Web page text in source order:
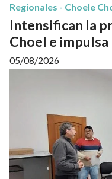
Intensifican la
Choel e
Regionales - Choele
05/08/2026